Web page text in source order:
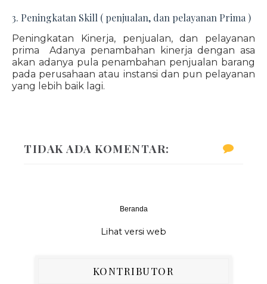
3. Peningkatan Skill ( penjualan, dan pelayanan Prima )
Peningkatan Kinerja, penjualan, dan pelayanan
prima Adanya penambahan kinerja dengan asa
akan adanya pula penambahan penjualan barang
pada perusahaan atau instansi dan pun pelayanan
yang lebih baik lagi.
TIDAK ADA KOMENTAR:
Beranda
Lihat versi web
KONTRIBUTOR